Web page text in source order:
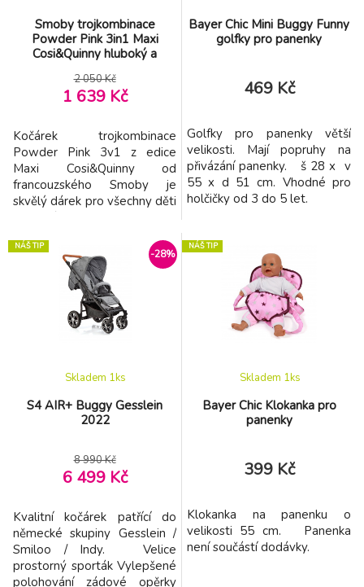
Smoby trojkombinace
Powder Pink 3in1 Maxi
Cosi&Quinny hluboký a
postýlka pro 42 cm panenku
2 050 Kč
1 639 Kč
Kočárek trojkombinace
Powder Pink 3v1 z edice
Maxi Cosi&Quinny od
francouzského Smoby je
skvělý dárek pro všechny děti
různé způsoby – tradiční
hluboký kočárek, sportovní
kočárek – bugina nebo se dá
využít jako praktická
přenosná postýlka pro
panenku. Kočárek pro
Bayer Chic Mini Buggy Funny
golfky pro panenky
469 Kč
Golfky pro panenky větší
velikosti. Mají popruhy na
přivázání panenky. š 28 x v
55 x d 51 cm. Vhodné pro
holčičky od 3 do 5 let.
NÁŠ TIP
-28%
S4 AIR+ Buggy Gesslein
2022
Skladem 1ks
8 990 Kč
6 499 Kč
Kvalitní kočárek patřící do
německé skupiny Gesslein /
Smiloo / Indy. Velice
prostorný sporták Vylepšené
polohování zádové opěrky
NÁŠ TIP
Bayer Chic Klokanka pro
panenky
Skladem 1ks
399 Kč
Klokanka na panenku o
velikosti 55 cm. Panenka
není součástí dodávky.